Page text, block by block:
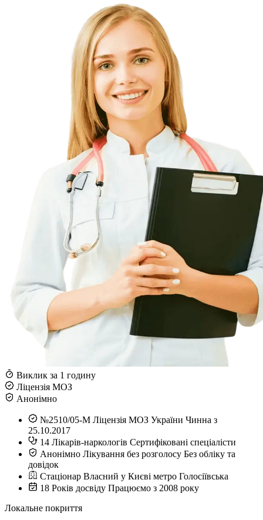
Виклик за 1 годину
Ліцензія МОЗ
Анонімно
№2510/05-М Ліцензія МОЗ України Чинна з
25.10.2017
14 Лікарів-наркологів Сертифіковані спеціалісти
Анонімно Лікування без розголосу Без обліку та
довідок
Стаціонар Власний у Києві метро Голосіївська
18 Років досвіду Працюємо з 2008 року
Локальне покриття